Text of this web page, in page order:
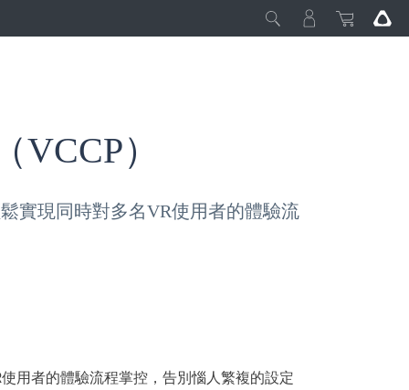
）
實現同時對多名VR使用者的體驗流
用者的體驗流程掌控，告別惱人繁複的設定